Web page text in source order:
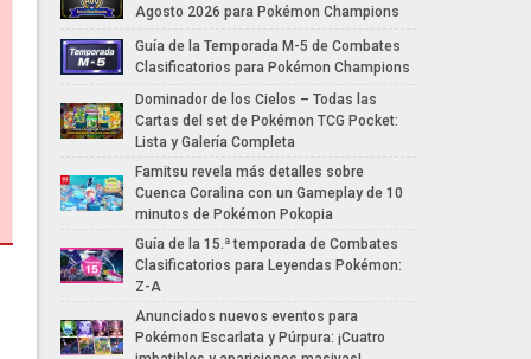
Agosto 2026 para Pokémon Champions
Guía de la Temporada M-5 de Combates
Clasificatorios para Pokémon Champions
Dominador de los Cielos – Todas las
Cartas del set de Pokémon TCG Pocket:
Lista y Galería Completa
Famitsu revela más detalles sobre
Cuenca Coralina con un Gameplay de 10
minutos de Pokémon Pokopia
Guía de la 15.ª temporada de Combates
Clasificatorios para Leyendas Pokémon:
Z-A
Anunciados nuevos eventos para
Pokémon Escarlata y Púrpura: ¡Cuatro